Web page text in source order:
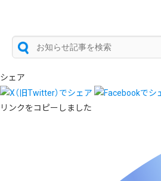
シェア
リンクをコピーしました